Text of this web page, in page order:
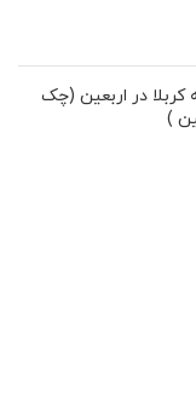
کربلا در اربعین (چک
)